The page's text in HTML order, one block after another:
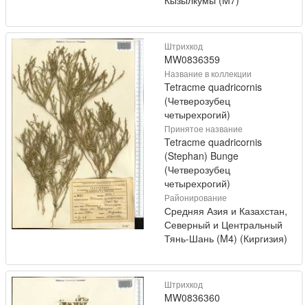
Штрихкод
MW0836359
Название в коллекции
Tetracme quadricornis
(Четверозубец
четырехрогий)
Принятое название
Tetracme quadricornis
(Stephan) Bunge
(Четверозубец
четырехрогий)
Районирование
Средняя Азия и Казахстан,
Северный и Центральный
Тянь-Шань (M4) (Киргизия)
Штрихкод
MW0836360